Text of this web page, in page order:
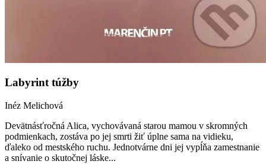
Labyrint túžby
Inéz Melichová
Devätnásťročná Alica, vychovávaná starou mamou v skromných
podmienkach, zostáva po jej smrti žiť úplne sama na vidieku,
ďaleko od mestského ruchu. Jednotvárne dni jej vypĺňa zamestnanie
a snívanie o skutočnej láske...